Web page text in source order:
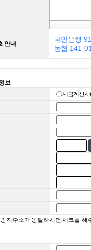
안내
국민은행
농협 141-
보
세금계산
지주소가 동일하시면 체크를 해